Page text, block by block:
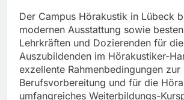
Der Campus Hörakustik in Lübeck
modernen Ausstattung sowie
Lehrkräften und Dozierenden für die
Auszubildenden im Hörakustiker-
exzellente Rahmenbedingungen zur
Berufsvorbereitung und für die
umfangreiches Weiterbildungs-